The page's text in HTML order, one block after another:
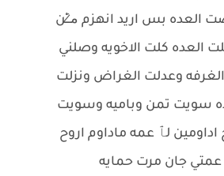
العده بس اريد انهزم م̷ـــِْن
العده كلت الاخويه وصلني
وعدلت الغراض ونزلت
سويت تمن وباميه وسويت
لٱ عمه ماداوم اروح
عمتي جان مرت حمايه